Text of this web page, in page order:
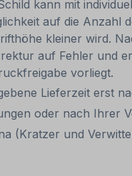
kann mit
auf die Anzahl
kleiner wird.
auf Fehler und
vorliegt.
Lieferzeit erst
oder nach Ihrer
(Kratzer und